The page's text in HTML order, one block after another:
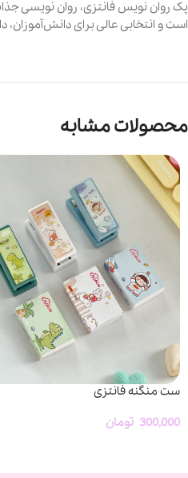
است و انتخابی عالی برای
محصولات مشابه
ست منگنه فانتزی
300,000 تومان